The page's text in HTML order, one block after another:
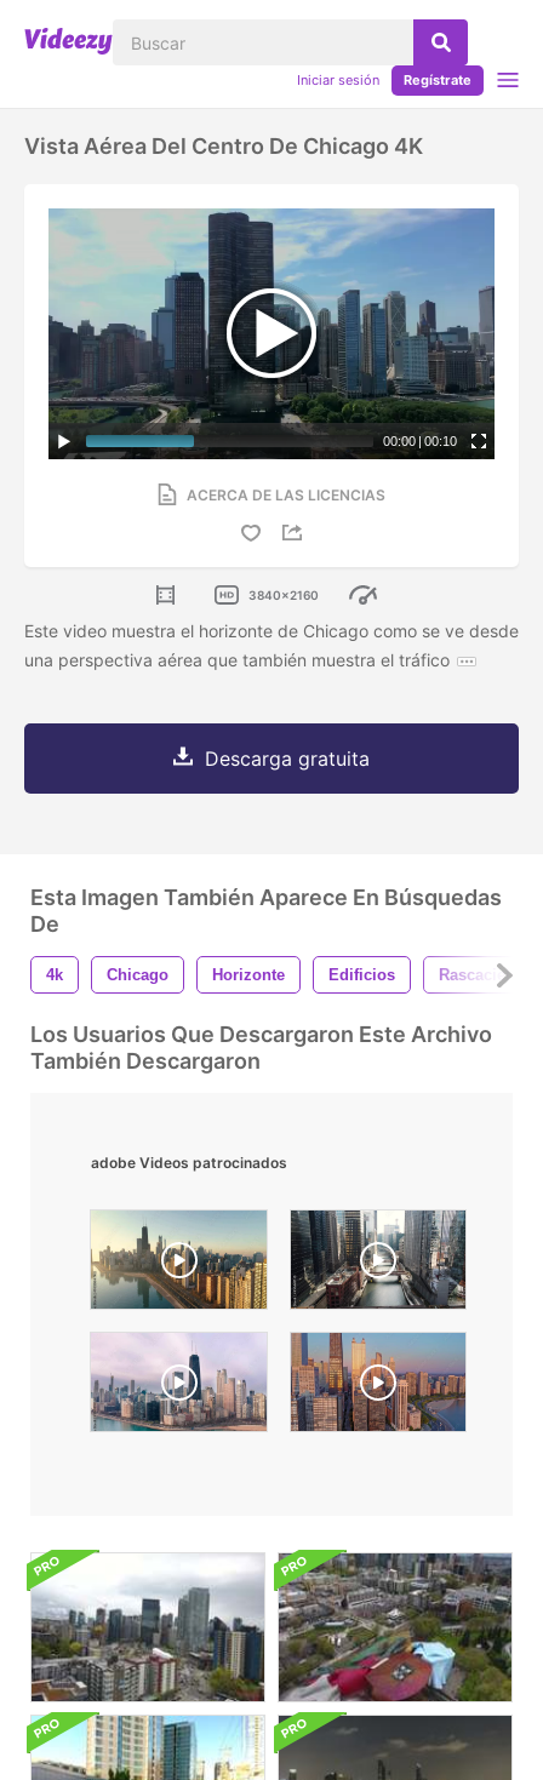
Iniciar sesión Regístrate
Vista Aérea Del Centro De Chicago 4K
00:00 |00:10
ACERCA DE LAS LICENCIAS
3840x2160
Este video muestra el horizonte de Chicago como se ve desde
una perspectiva aérea que también muestra el tráfico
Descarga gratuita
Esta Imagen También Aparece En Búsquedas
De
4k Chicago Horizonte Edificios Rascacielos
Los Usuarios Que Descargaron Este Archivo
También Descargaron
adobe Videos patrocinados